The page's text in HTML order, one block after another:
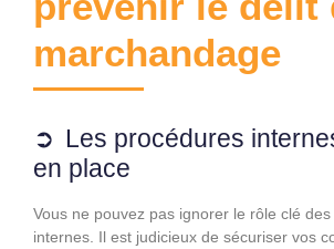
marchandage
Les procédures
en place
Vous ne pouvez pas ignorer le rôle clé
internes. Il est judicieux de sécuriser vos